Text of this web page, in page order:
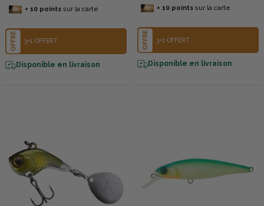
+ 10pointssur la carte
OFFRE 3+1 OFFERT
Disponible en livraison
+ 10pointssur la carte
OFFRE 3+1 OFFERT
Disponible en livraison